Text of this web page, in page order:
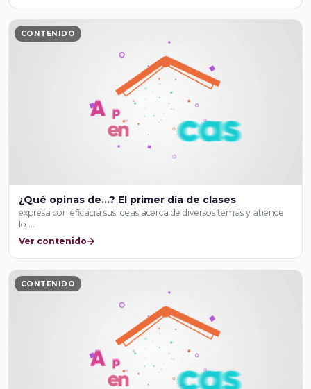
CONTENIDO
¿Qué opinas de…? El primer día de clases
expresa con eficacia sus ideas acerca de diversos temas y atiende
lo …
Ver contenido
CONTENIDO